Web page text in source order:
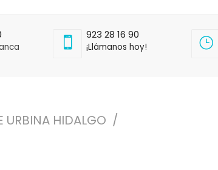
923 28 16 90
¡Llámanos hoy!
URBINA HIDALGO